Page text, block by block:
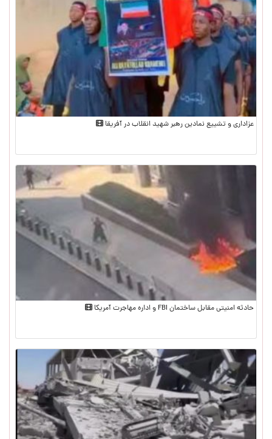
عزاداری و تشییع نمادین رهبر شهید انقلاب در آفریقا
حادثه امنیتی مقابل ساختمان FBI و اداره مهاجرت آمریکا